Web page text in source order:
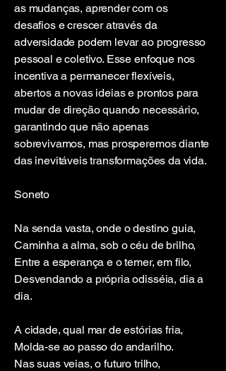
as mudanças, aprender com os
desafios e crescer através da
adversidade podem levar ao progresso
pessoal e coletivo. Esse enfoque nos
incentiva a permanecer flexíveis,
abertos a novas ideias e prontos para
mudar de direção quando necessário,
garantindo que não apenas
sobrevivamos, mas prosperemos diante
das inevitáveis transformações da vida.
Soneto
Na senda vasta, onde o destino guia,
Caminha a alma, sob o céu de brilho,
Entre a esperança e o temer, em filo,
Desvendando a própria odisséia, dia a
dia.
A cidade, qual mar de estórias fria,
Molda-se ao passo do andarilho.
Nas suas veias, o futuro trilho,